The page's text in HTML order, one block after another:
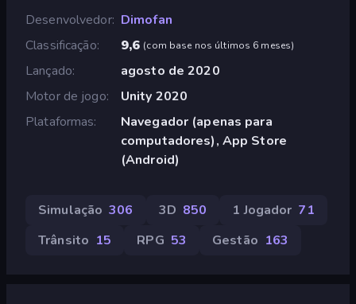
Desenvolvedor Dimofan
Classificação
9,6 (com base nos últimos 6 meses)
Lançado
agosto de 2020
Motor de jogo
Unity 2020
Plataformas
Navegador (apenas para
computadores), App Store
(Android)
Simulação 306 3D 850 1 Jogador 71
Trânsito 15 RPG 53 Gestão 163